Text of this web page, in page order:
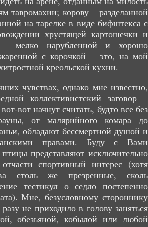
тавромахии; корову – разделанной
на тарелке в виде бифштекса с
хрустящей картошечки и
– мелко нарубленной и хорошо
с корочкой – это, на мой
креольской кухни.
чувствах, однако мне известно,
коллективистский заговор –
вот начнут считать, будто все без
от малярийного комара до
обладают бессмертной душой и
правами. Буду с Вами
представляют исключительно
спортивный интерес (хотя
столь же презренные, сколь
тестикул о седло постепенно
Мне, безусловному стороннику
не приходило в голову заняться
обезьяной, кобылой или любой